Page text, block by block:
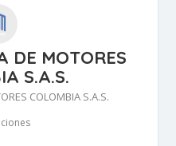
DE MOTORES
S.A.S.
COLOMBIA S.A.S.